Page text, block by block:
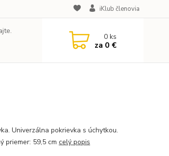
iKlub členovia
0ks
za 0 €
Univerzálna pokrievka s úchytkou.
priemer: 59,5 cm celý popis